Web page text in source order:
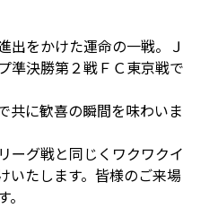
出をかけた運命の一戦。Ｊ
準決勝第２戦ＦＣ東京戦で
共に歓喜の瞬間を味わいま
ーグ戦と同じくワクワクイ
いたします。皆様のご来場